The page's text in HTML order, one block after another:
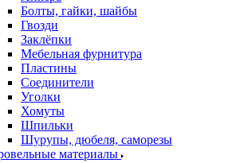
Болты, гайки, шайбы
Гвозди
Заклёпки
Мебельная фурнитура
Пластины
Соединители
Уголки
Хомуты
Шпильки
Шурупы, дюбеля, саморезы
материалы